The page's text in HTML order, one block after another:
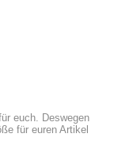
euch. Deswegen
für euren Artikel